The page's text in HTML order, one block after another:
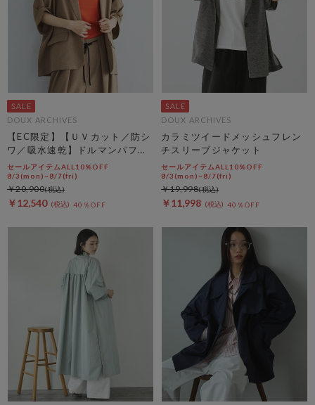
DOUX ARCHIVES
【EC限定】【ＵＶカット／防シ
ワ／吸水速乾】ドルマンパフジ
ャケット
セールアイテムALL10%OFF
8/3(mon)~8/7(fri)
￥12,540 40％OFF
￥20,900
DOUX ARCHIVES
カラミツイードメッシュフレン
チスリーブジャケット
セールアイテムALL10%OFF
8/3(mon)~8/7(fri)
￥11,998 40％OFF
￥19,998